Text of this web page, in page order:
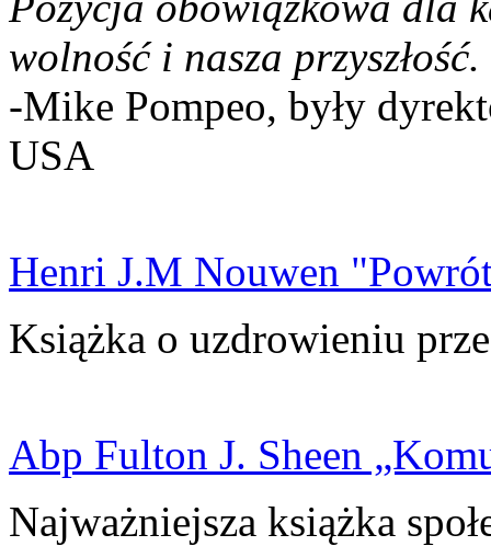
wolność i nasza przyszłość.
-Mike Pompeo, były
USA
Henri J.M Nouwen
Książka o uzdrowieniu
Abp Fulton J. Sheen
Najważniejsza książka